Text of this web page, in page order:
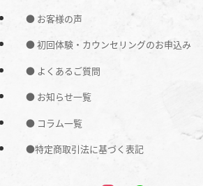
● お客様の声
● 初回体験・カウンセリングのお申込み
● よくあるご質問
● お知らせ一覧
● コラム一覧
●特定商取引法に基づく表記